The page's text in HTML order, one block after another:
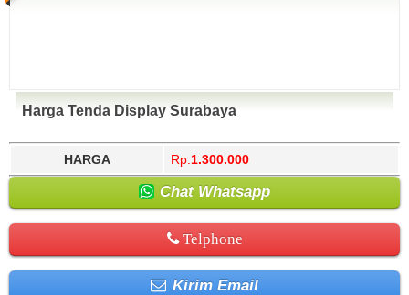
Harga Tenda Display Surabaya
HARGA Rp. 1.300.000
Chat Whatsapp
Telphone
Kirim Email